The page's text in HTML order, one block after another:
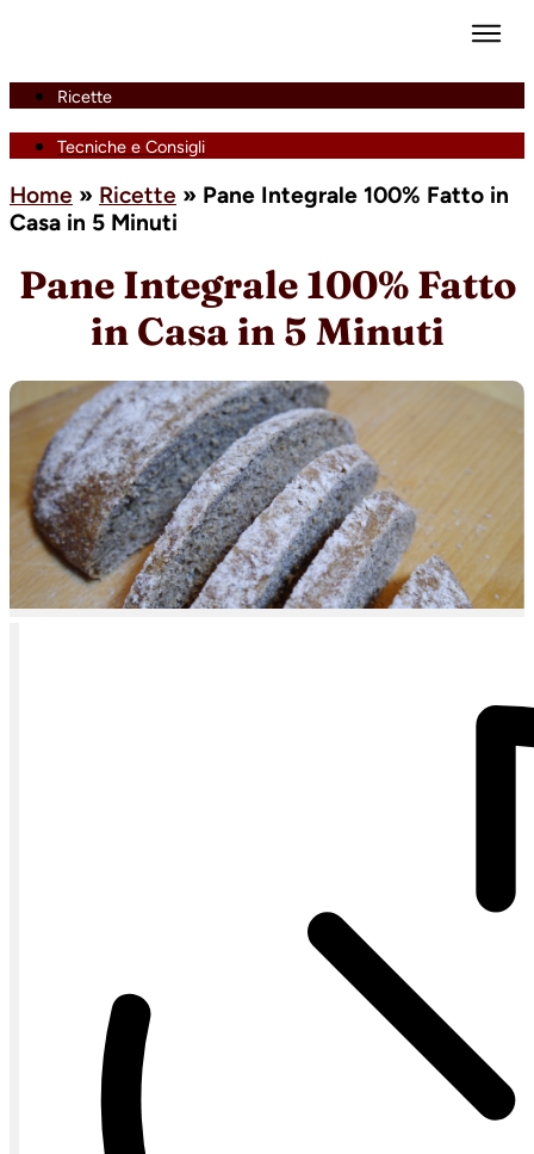
Ricette
Tecniche e Consigli
Home » Ricette » Pane Integrale 100% Fatto in
Casa in 5 Minuti
Pane Integrale 100% Fatto
in Casa in 5 Minuti